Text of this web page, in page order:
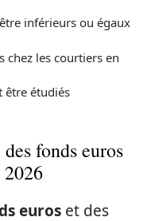
inférieurs ou égaux
chez les courtiers en
être étudiés
fonds euros
euros et des